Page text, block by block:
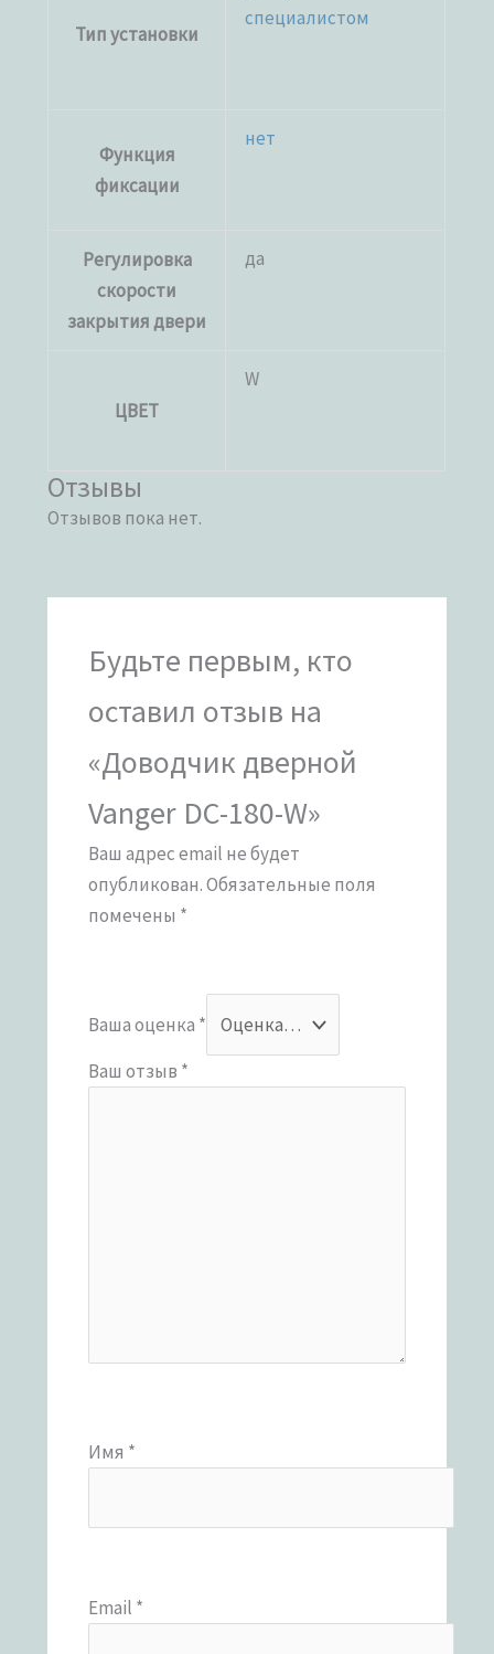
Тип установки
специалистом
Функция
фиксации
нет
Регулировка
скорости
закрытия двери
да
ЦВЕТ
W
Отзывы
Отзывов пока нет.
Будьте первым, кто
оставил отзыв на
«Доводчик дверной
Vanger DC-180-W»
Ваш адрес email не будет
опубликован.Обязательные поля
помечены *
Ваша оценка *
Ваш отзыв *
Имя *
Email *